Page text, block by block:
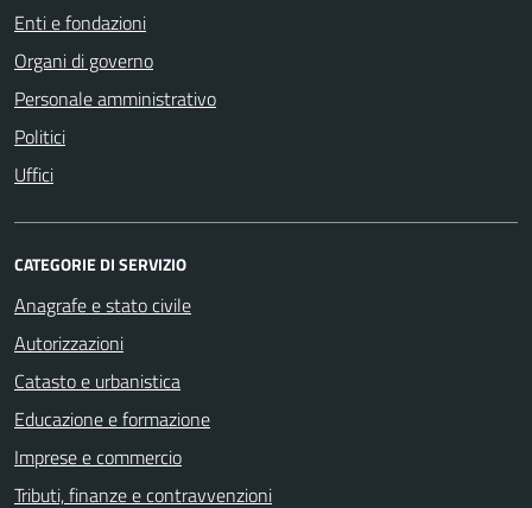
Enti e fondazioni
Organi di governo
Personale amministrativo
Politici
Uffici
CATEGORIE DI SERVIZIO
Anagrafe e stato civile
Autorizzazioni
Catasto e urbanistica
Educazione e formazione
Imprese e commercio
Tributi, finanze e contravvenzioni